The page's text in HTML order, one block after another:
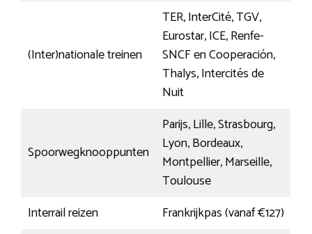
(Inter)nationale treinen
TER, InterCité, TGV,
Eurostar, ICE, Renfe-
SNCF en Cooperación,
Thalys, Intercités de
Nuit
Spoorwegknooppunten
Parijs, Lille, Strasbourg,
Lyon, Bordeaux,
Montpellier, Marseille,
Toulouse
Interrail reizen
Frankrijkpas (vanaf €127)